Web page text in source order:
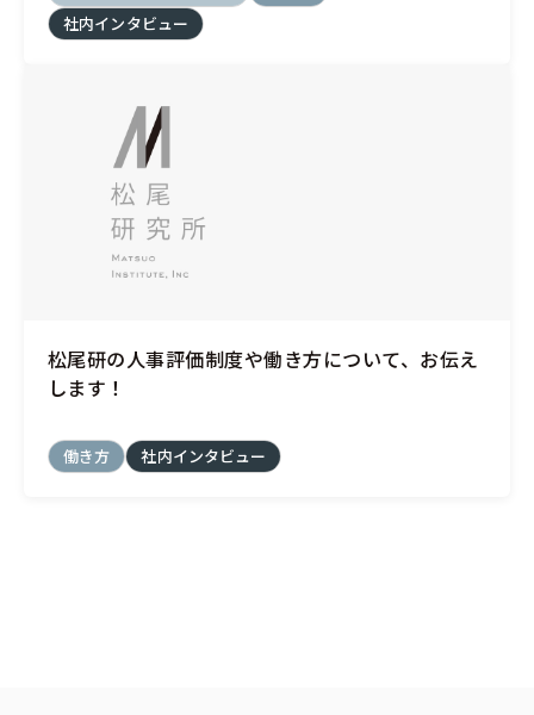
社内インタビュー
松尾研の人事評価制度や働き方について、お伝え
します！
働き方 社内インタビュー